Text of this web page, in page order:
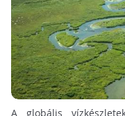
A globális